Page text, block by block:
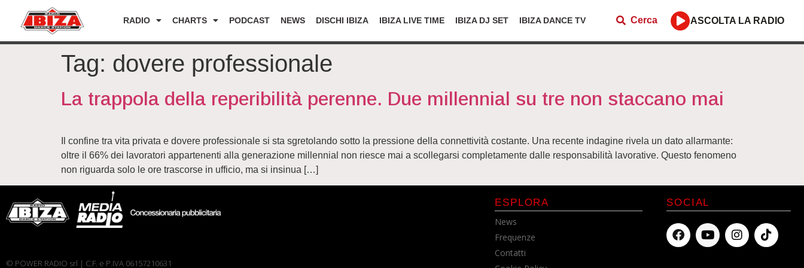
RADIO CHARTS PODCAST NEWS DISCHI IBIZA IBIZA LIVE TIME IBIZA DJ SET IBIZA DANCE TV Cerca ASCOLTA LA RADIO
Tag: dovere professionale
La trappola della reperibilità perenne. Due millennial su tre non staccano mai
Il confine tra vita privata e dovere professionale si sta sgretolando sotto la pressione della connettività costante. Una recente indagine rivela un dato allarmante:
oltre il 66% dei lavoratori appartenenti alla generazione millennial non riesce mai a scollegarsi completamente dalle responsabilità lavorative. Questo fenomeno
non riguarda solo le ore trascorse in ufficio, ma si insinua […]
© POWER RADIO srl | C.F. e P.IVA 06157210631
ESPLORA
News
Frequenze
Contatti
SOCIAL